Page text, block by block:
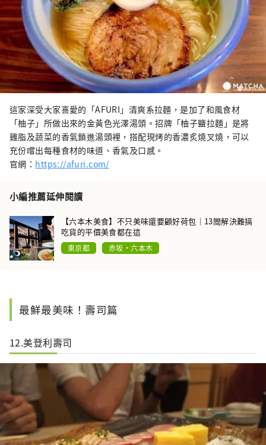
這家深受大家喜愛的「AFURI」清爽系拉麵，是加了和風食材
「柚子」所做出來的金黃色光澤湯頭。招牌「柚子鹽拉麵」是將
雞脂及蔬菜的香氣鎖進湯頭裡，搭配現烤的香濃炙燒叉燒，可以
充份嚐出每種食材的味道、香氣及口感。
官網： https://afuri.com/
小編推薦延伸閱讀
【六本木美食】不只美味還要顧好荷包｜13間解決難搞
吃貨的平價美食都在這
東京都 赤坂・六本木
最鮮最美味！壽司篇
12.美登利壽司